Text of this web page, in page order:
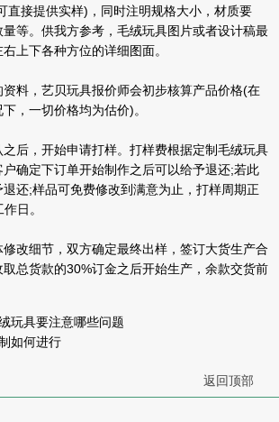
直接提供实样)，同时注明规格大小，材质要
等。供我方参考，毛绒玩具图片或者设计稿最
上下各种方位的详细图面。
，艺贝玩具报价师会初步核算产品价格(在
，一切价格均为估价)。
，开始申请打样。打样费根据定制毛绒玩具
确定下订单开始制作之后可以给予退还;若此
还;样品可免费修改到满意为止，打样周期正
日。
细节，双方确定最终出样，签订大货生产合
总货款的30%订金之后开始生产，余款交货前
玩具要注意哪些问题
如何进行
返回顶部